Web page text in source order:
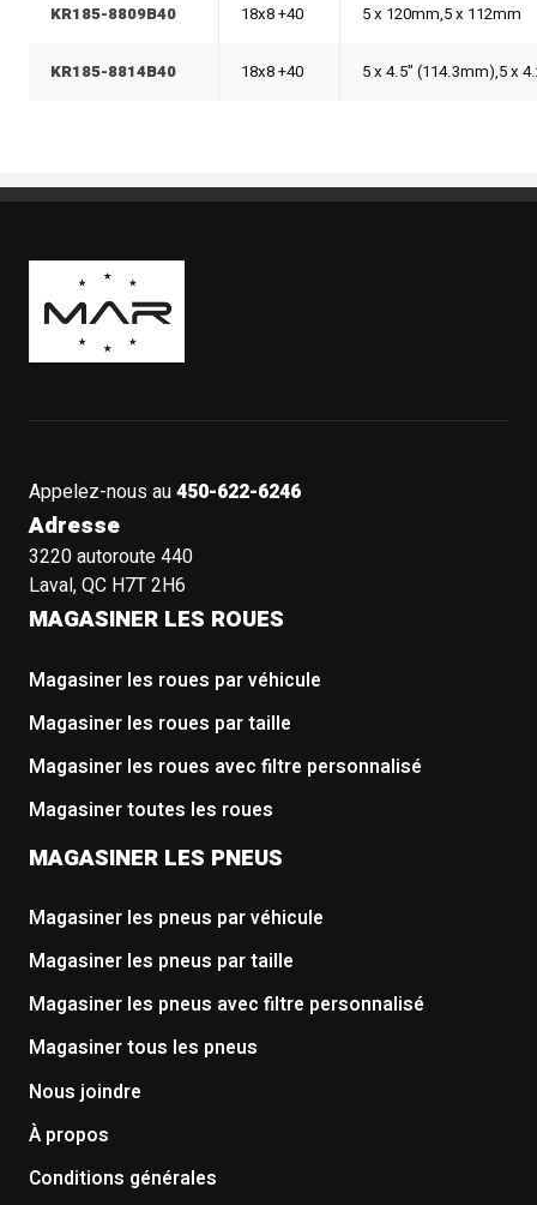
KR185-8809B40 18x8 +40 5 x 120mm,5 x 112mm
KR185-8814B40 18x8 +40 5 x 4.5" (114.3mm),5 x
Boutique Mags à Rabais
Appelez-nous au450-622-6246
Adresse
3220 autoroute 440
Laval, QC H7T 2H6
MAGASINER LES ROUES
Magasiner les roues par véhicule
Magasiner les roues par taille
Magasiner les roues avec filtre personnalisé
Magasiner toutes les roues
MAGASINER LES PNEUS
Magasiner les pneus par véhicule
Magasiner les pneus par taille
Magasiner les pneus avec filtre personnalisé
Magasiner tous les pneus
Nous joindre
À propos
Conditions générales